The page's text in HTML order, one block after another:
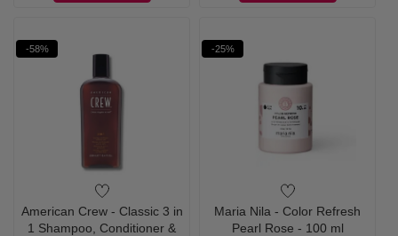
-58%
American Crew - Classic 3 in
1 Shampoo, Conditioner &
-25%
Maria Nila - Color Refresh
Pearl Rose - 100 ml